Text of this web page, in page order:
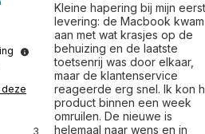
3
Kleine hapering bij mijn
levering: de Macbook kwam
aan met wat krasjes op de
behuizing en de laatste
toetsenrij was door elkaar,
maar de klantenservice
reageerde erg snel. Ik kon
product binnen een week
omruilen. De nieuwe is
helemaal naar wens en in